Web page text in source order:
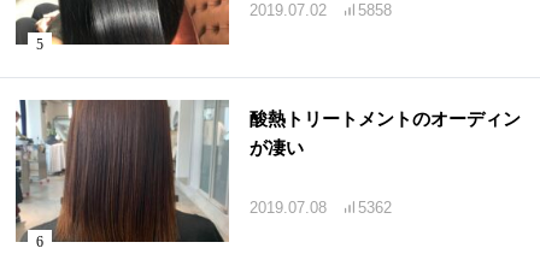
2019.07.02 5858
酸熱トリートメントのオーディン
が凄い
2019.07.08 5362